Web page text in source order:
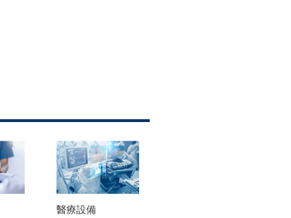
醫療設備